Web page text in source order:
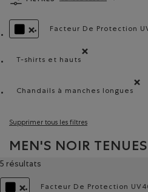
SUPPRIMER LE FILTRE CLASSÉ
Facteur De Protection
T-shirts et hauts
Chandails à manches longues
Supprimer tous les filtres
ClassÃ© selon Articles:
MEN'S NOIR
5 résultats
Facteur De Protection